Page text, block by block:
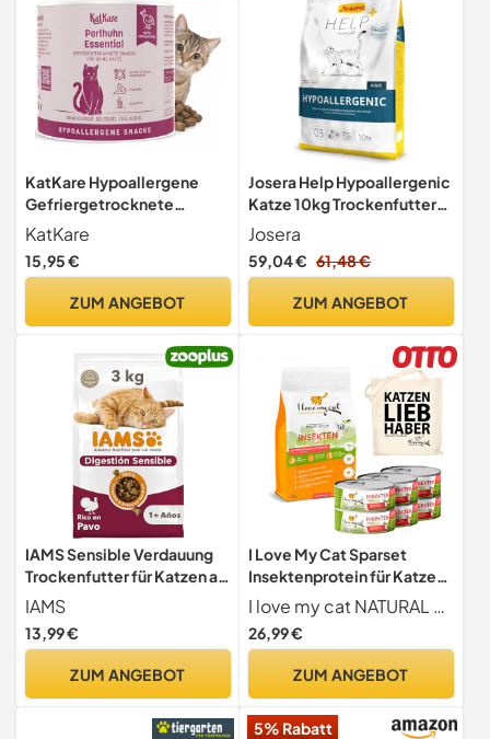
KatKare Hypoallergene
Gefriergetrocknete
Katzensnacks für
empfindliche Katzen -
Monoprotein Katzen
ohne Zusatzstoffe,
- Perlhuhn Essential - 70g
KatKare
15,95 €
ZUM ANGEBOT
Josera Help Hypoallergenic
Katze 10kg Trockenfutter
für Katzen
Josera
59,04 € 61,48 €
ZUM ANGEBOT
IAMS Sensible Verdauung
Trockenfutter für Katzen ab
1 Jahr, 3 kg
IAMS
13,99 €
ZUM ANGEBOT
I Love My Cat Sparset
Insektenprotein für Katzen
Getreidefreies
Trockenfutter mit
Insektenprotein 1,2 kg und
100 g ohne künstliche
I love my cat NATURAL CAT FOOD
26,99 €
ZUM ANGEBOT
5% Rabatt